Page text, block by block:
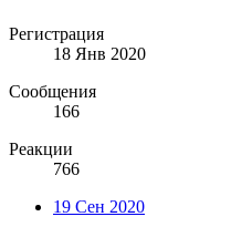
Регистрация
18 Янв 2020
Сообщения
166
Реакции
766
19 Сен 2020